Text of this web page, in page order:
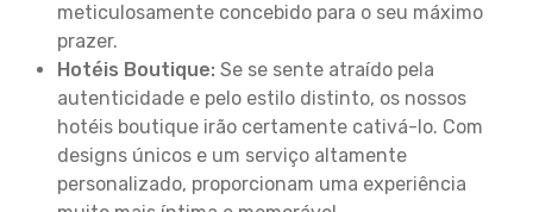
meticulosamente concebido para o seu máximo
prazer.
Hotéis Boutique: Se se sente atraído pela
autenticidade e pelo estilo distinto, os nossos
hotéis boutique irão certamente cativá-lo. Com
designs únicos e um serviço altamente
personalizado, proporcionam uma experiência